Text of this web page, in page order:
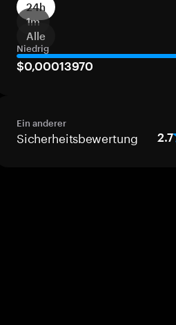
24h
1m
Alle
Niedrig
$0,00013970
Ein anderer
Sicherheitsbewertung 2.7